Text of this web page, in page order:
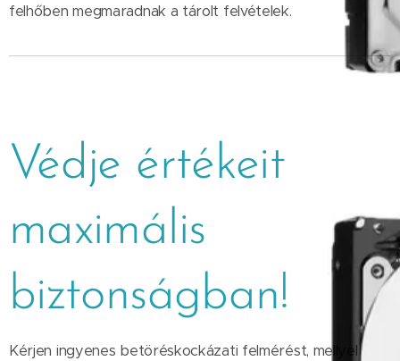
felhőben megmaradnak a tárolt felvételek.
Védje értékeit
maximális
biztonságban!
Kérjen ingyenes betöréskockázati felmérést, mellyel